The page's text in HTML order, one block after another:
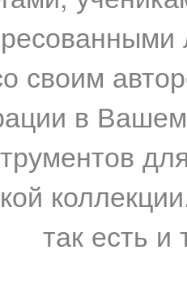
своим
в
так есть и